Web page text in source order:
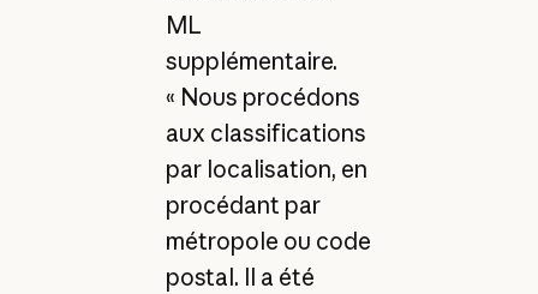
ML
supplémentaire.
« Nous procédons
aux classifications
par localisation, en
procédant par
métropole ou code
postal. Il a été